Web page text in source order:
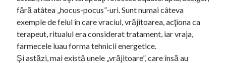
fără atâtea „hocus-pocus”-uri. Sunt numai câteva
exemple de felul în care vraciul, vrăjitoarea, acţiona ca
terapeut, ritualul era considerat tratament, iar vraja,
farmecele luau forma tehnicii energetice.
Şi astăzi, mai există unele „vrăjitoare”, care însă au